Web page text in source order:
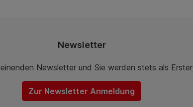
Newsletter
Newsletter und Sie werden stets als
Zur Newsletter Anmeldung